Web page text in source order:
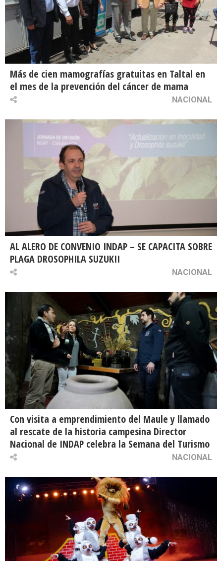
Más de cien mamografías gratuitas en Taltal en
el mes de la prevención del cáncer de mama
NACIONAL
AL ALERO DE CONVENIO INDAP – SE CAPACITA SOBRE
PLAGA DROSOPHILA SUZUKII
NACIONAL
Con visita a emprendimiento del Maule y llamado
al rescate de la historia campesina Director
Nacional de INDAP celebra la Semana del Turismo
NACIONAL